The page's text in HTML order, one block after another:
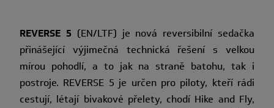
REVERSE 5(EN/LTF) je nová reversibilní sedačka
přinášející výjimečná technická řešení s velkou
mírou pohodlí, a to jak na straně batohu, tak i
postroje. REVERSE 5 je určen pro piloty, kteří rádi
cestují, létají bivakové přelety, chodí Hike and Fly,